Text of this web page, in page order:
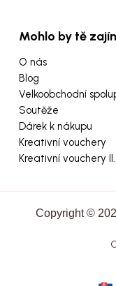
Mohlo by tě
O nás
Blog
Velkoobchodní
Soutěže
Dárek k nákupu
Kreativní vouchery
Kreativní vouchery II.
Copyright ©